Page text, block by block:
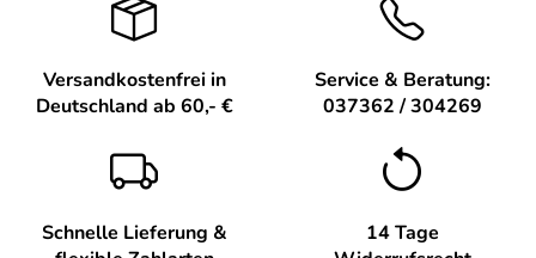
Infos zum Herstellerbetrieb der Wackelfigur Hahn grün –
Jan Stephani Räuchermann Stube
Die Volkskunstwerkstatt Jan Stephani aus Seiffen im
Holzspielzeuge und Volkskunst. Seit 1935 steht der
Familienbetrieb für traditionelle Handwerkskunst und
Sortiment auch Räuchermännchen, Osterartikel und
Versandkostenfrei in
Deutschland ab 60,- €
Service & Beratung:
037362 / 304269
Schnelle Lieferung &
14 Tage